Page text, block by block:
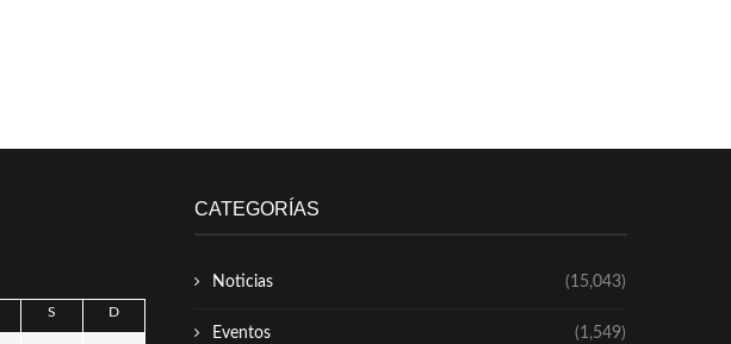
S D
CATEGORÍAS
Noticias (15,043)
Eventos (1,549)